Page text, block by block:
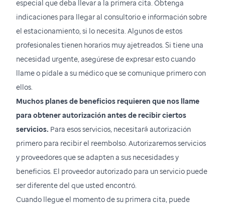
especial que deba llevar a la primera cita. Obtenga
indicaciones para llegar al consultorio e información sobre
el estacionamiento, si lo necesita. Algunos de estos
profesionales tienen horarios muy ajetreados. Si tiene una
necesidad urgente, asegúrese de expresar esto cuando
llame o pídale a su médico que se comunique primero con
ellos.
Muchos planes de beneficios requieren que nos llame
para obtener autorización antes de recibir ciertos
servicios. Para esos servicios, necesitará autorización
primero para recibir el reembolso. Autorizaremos servicios
y proveedores que se adapten a sus necesidades y
beneficios. El proveedor autorizado para un servicio puede
ser diferente del que usted encontró.
Cuando llegue el momento de su primera cita, puede